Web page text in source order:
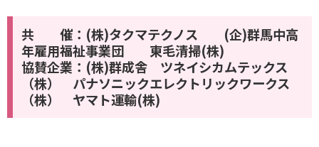
共 催：(株)タクマテクノス (企)群馬中高
年雇用福祉事業団 東毛清掃(株)
協賛企業：(株)群成舎 ツネイシカムテックス
（株） パナソニックエレクトリックワークス
（株） ヤマト運輸(株)